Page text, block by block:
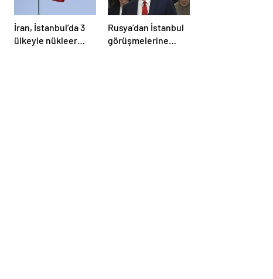
İran, İstanbul’da 3
ülkeyle nükleer
konusunu
Rusya’dan İstanbul
görüşmelerine
ilişkin açıklama